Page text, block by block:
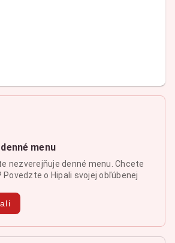
menu
nezverejňuje denné menu. Chcete
Povedzte o Hipali svojej obľúbenej